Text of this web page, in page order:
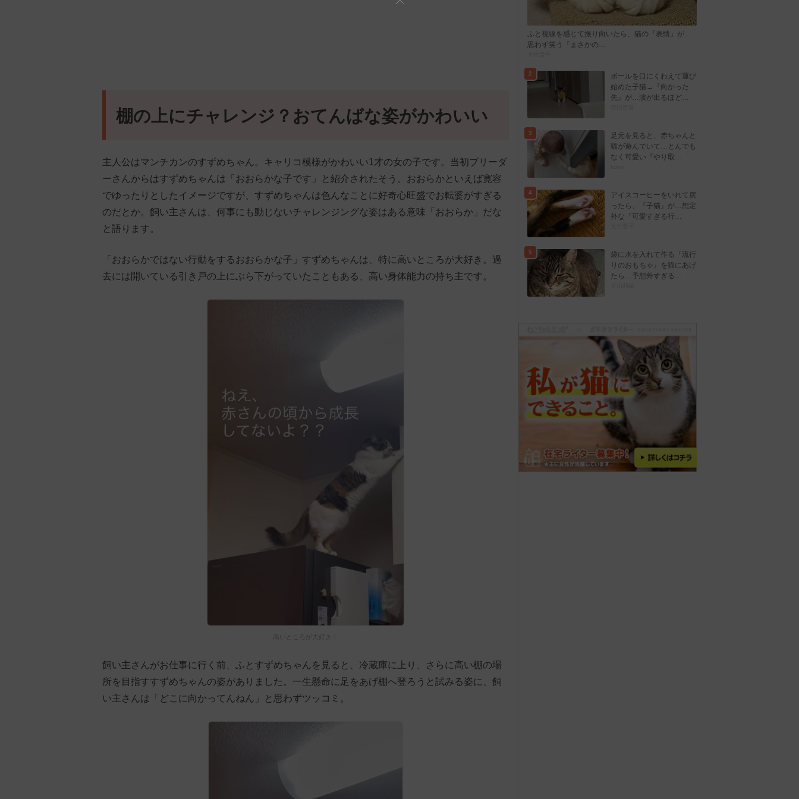
棚の上にチャレンジ？おてんばな姿がかわいい
主人公はマンチカンのすずめちゃん。キャリコ模様がかわいい1才の女の子です。当初ブリーダ
ーさんからはすずめちゃんは「おおらかな子です」と紹介されたそう。おおらかといえば寛容
でゆったりとしたイメージですが、すずめちゃんは色んなことに好奇心旺盛でお転婆がすぎる
のだとか。飼い主さんは、何事にも動じないチャレンジングな姿はある意味「おおらか」だな
と語ります。
「おおらかではない行動をするおおらかな子」すずめちゃんは、特に高いところが大好き。過
去には開いている引き戸の上にぶら下がっていたこともある、高い身体能力の持ち主です。
高いところが大好き！
飼い主さんがお仕事に行く前、ふとすずめちゃんを見ると、冷蔵庫に上り、さらに高い棚の場
所を目指すすずめちゃんの姿がありました。一生懸命に足をあげ棚へ登ろうと試みる姿に、飼
い主さんは「どこに向かってんねん」と思わずツッコミ。
ふと視線を感じて振り向いたら、猫の『表情』が…
思わず笑う『まさかの…
2
ボールを口にくわえて運び
始めた子猫→『向かった
先』が…涙が出るほど…
3
足元を見ると、赤ちゃんと
猫が遊んでいて…とんでも
なく可愛い『やり取…
4
アイスコーヒーをいれて戻
ったら、『子猫』が…想定
外な『可愛すぎる行…
5
袋に水を入れて作る『流行
りのおもちゃ』を猫にあげ
たら…予想外すぎる…